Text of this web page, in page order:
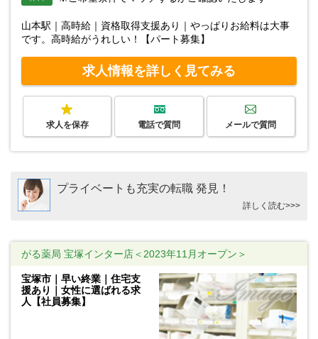
山本駅｜高時給｜資格取得支援あり｜やっぱりお給料は大事
です。高時給がうれしい！【パート募集】
求人情報を詳しく見てみる
求人を保存 電話で質問 メールで質問
プライベートも充実の転職 発見！
詳しく読む>>>
がる薬局 宝塚インター店＜2023年11月オープン＞
宝塚市｜早い終業｜住宅支
援あり｜女性に選ばれる求
人【社員募集】